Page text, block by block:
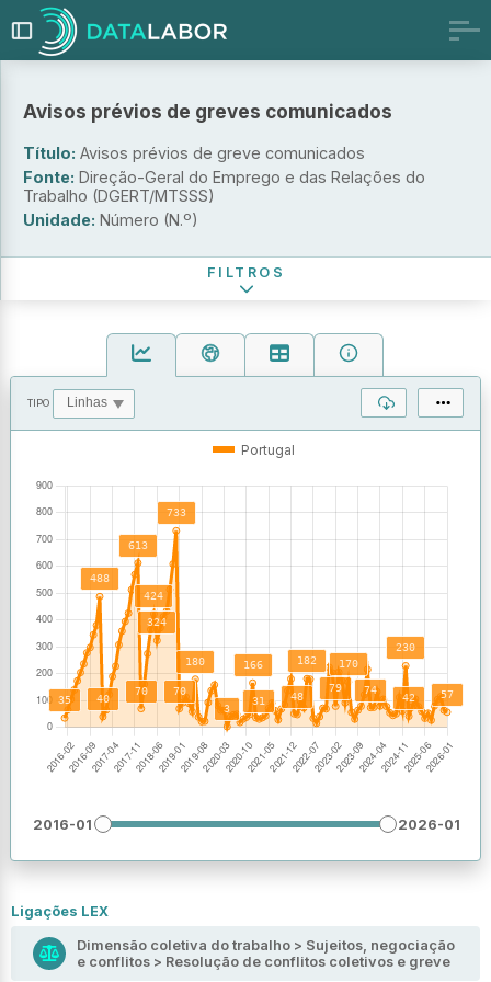
TIPO
Portugal
2016-01 2026-01
Ligações LEX
Dimensão coletiva do trabalho > Sujeitos, negociação
e conflitos > Resolução de conflitos coletivos e greve
Avisos prévios de greves comunicados
Título: Avisos prévios de greve comunicados
Fonte: Direção-Geral do Emprego e das Relações do
Trabalho (DGERT/MTSSS)
Unidade: Número (N.º)
Mensal
Setor institucional
FILTROS